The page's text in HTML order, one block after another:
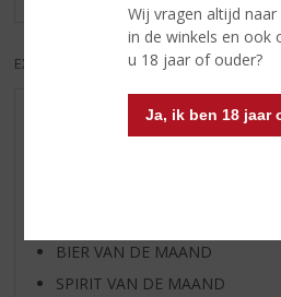
Wij vragen altijd
in de winkels en ook
u 18 jaar of ouder?
Ja, ik ben 18 jaar
EXCL. BTW INCL. BTW
AANBIEDINGEN
BIER VAN DE MAAND
SPIRIT VAN DE MAAND